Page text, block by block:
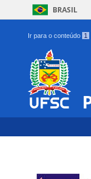
BRASIL
Ir para o conteúdo 1